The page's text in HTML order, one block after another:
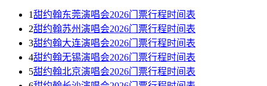
1甜约翰东莞演唱会2026门票行程时间表
2甜约翰苏州演唱会2026门票行程时间表
3甜约翰大连演唱会2026门票行程时间表
4甜约翰无锡演唱会2026门票行程时间表
5甜约翰北京演唱会2026门票行程时间表